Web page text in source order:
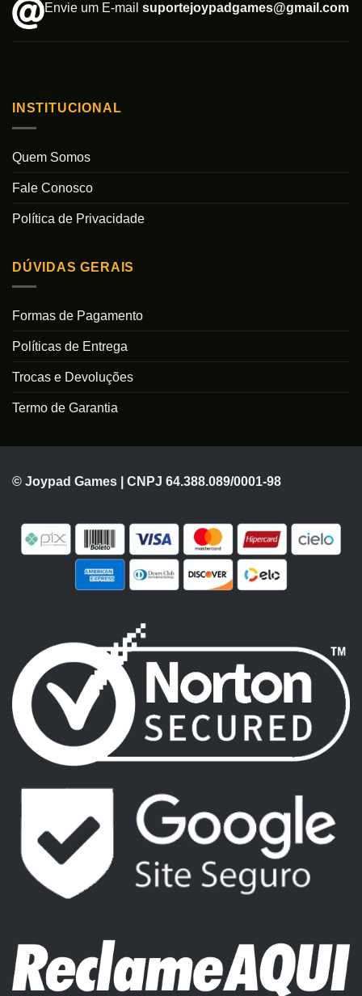
Envie um E-mail suportejoypadgames@gmail.com
INSTITUCIONAL
Quem Somos
Fale Conosco
Política de Privacidade
DÚVIDAS GERAIS
Formas de Pagamento
Políticas de Entrega
Trocas e Devoluções
Termo de Garantia
© Joypad Games | CNPJ 64.388.089/0001-98